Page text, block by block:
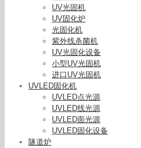
UV光固机
UV固化炉
光固化机
紫外线杀菌机
UV光固化设备
小型UV光固机
进口UV光固机
UVLED固化机
UVLED点光源
UVLED线光源
UVLED面光源
UVLED固化设备
隧道炉